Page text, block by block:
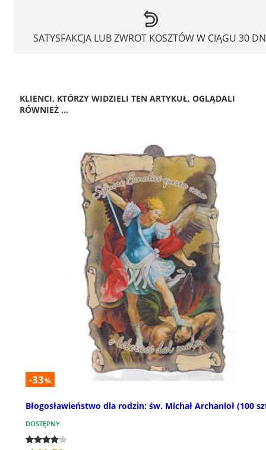
SATYSFAKCJA LUB ZWROT KOSZTÓW W CIĄGU 30
KLIENCI, KTÓRZY WIDZIELI TEN ARTYKUŁ, OGLĄDALI
RÓWNIEŻ ...
-33%
Błogosławieństwo dla rodzin: św. Michał Archanioł (100
DOSTĘPNY